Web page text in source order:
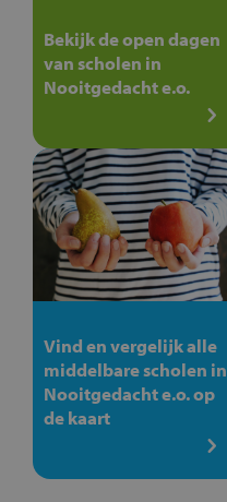
Bekijk de open dagen
van scholen in
Nooitgedacht e.o.
Vind en vergelijk alle
middelbare scholen in
Nooitgedacht e.o. op
de kaart